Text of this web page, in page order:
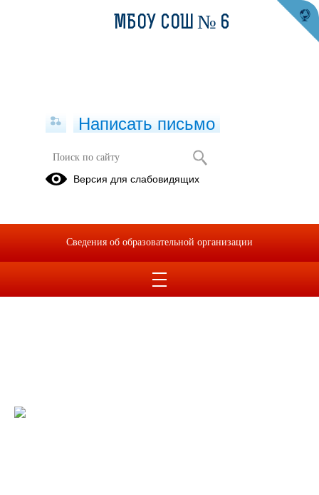
МБОУ СОШ № 6
Написать письмо
Версия для слабовидящих
Сведения об образовательной организации